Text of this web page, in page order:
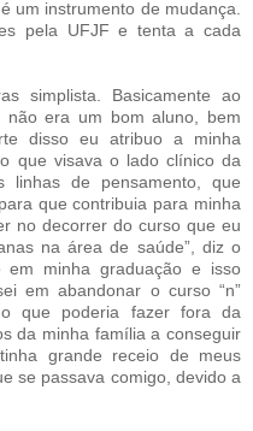
um instrumento de mudança.
pela UFJF e tenta a cada
simplista. Basicamente ao
era um bom aluno, bem
disso eu atribuo a minha
que visava o lado clínico da
linhas de pensamento, que
que contribuia para minha
no decorrer do curso que eu
na área de saúde”, diz o
em minha graduação e isso
em abandonar o curso “n”
que poderia fazer fora da
da minha família a conseguir
grande receio de meus
se passava comigo, devido a